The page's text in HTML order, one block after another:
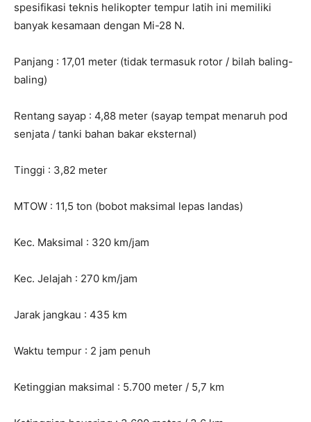
spesifikasi teknis helikopter tempur latih ini memiliki
banyak kesamaan dengan Mi-28 N.
Panjang : 17,01 meter (tidak termasuk rotor / bilah baling-
baling)
Rentang sayap : 4,88 meter (sayap tempat menaruh pod
senjata / tanki bahan bakar eksternal)
Tinggi : 3,82 meter
MTOW : 11,5 ton (bobot maksimal lepas landas)
Kec. Maksimal : 320 km/jam
Kec. Jelajah : 270 km/jam
Jarak jangkau : 435 km
Waktu tempur : 2 jam penuh
Ketinggian maksimal : 5.700 meter / 5,7 km